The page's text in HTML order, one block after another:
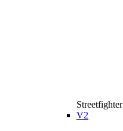
Streetfighter
V2